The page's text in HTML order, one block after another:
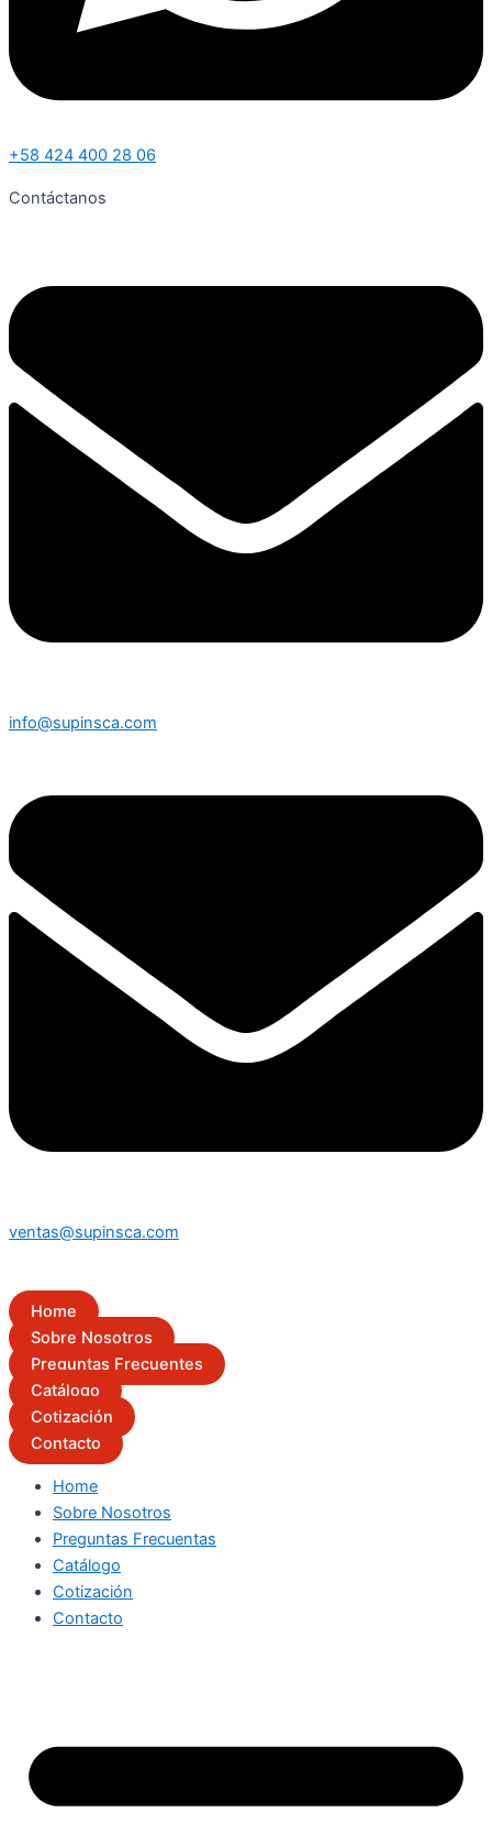
+58 424 400 28 06
Contáctanos
info@supinsca.com
ventas@supinsca.com
Home
Sobre Nosotros
Preguntas Frecuentes
Catálogo
Cotización
Contacto
Home
Sobre Nosotros
Preguntas Frecuentas
Catálogo
Cotización
Contacto